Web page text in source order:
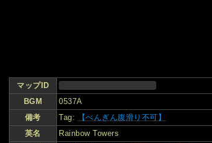
マップID
BGM
0537A
備考
Tag:
【ぺんぎん腹滑り不可】
英名
Rainbow Towers